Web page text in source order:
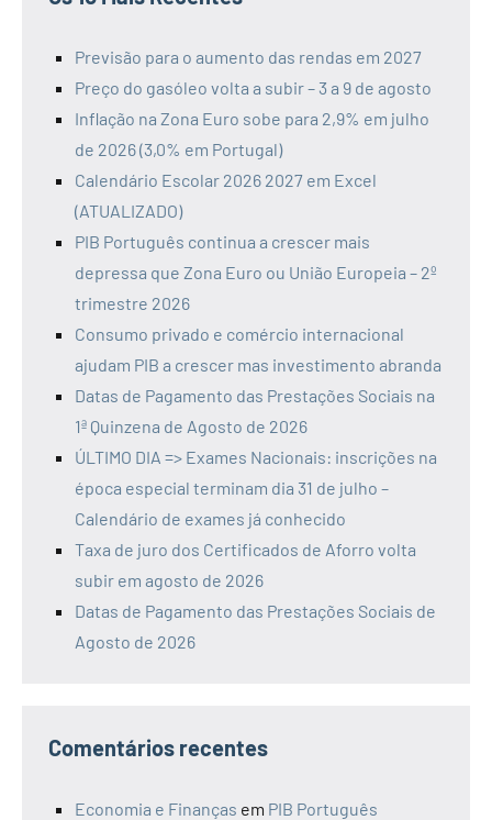
Previsão para o aumento das rendas em 2027
Preço do gasóleo volta a subir – 3 a 9 de agosto
Inflação na Zona Euro sobe para 2,9% em julho
de 2026 (3,0% em Portugal)
Calendário Escolar 2026 2027 em Excel
(ATUALIZADO)
PIB Português continua a crescer mais
depressa que Zona Euro ou União Europeia – 2º
trimestre 2026
Consumo privado e comércio internacional
ajudam PIB a crescer mas investimento abranda
Datas de Pagamento das Prestações Sociais na
1ª Quinzena de Agosto de 2026
ÚLTIMO DIA => Exames Nacionais: inscrições na
época especial terminam dia 31 de julho –
Calendário de exames já conhecido
Taxa de juro dos Certificados de Aforro volta
subir em agosto de 2026
Datas de Pagamento das Prestações Sociais de
Agosto de 2026
Comentários recentes
Economia e Finanças em PIB Português